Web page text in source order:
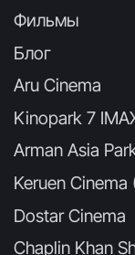
Фильмы
Блог
Aru Cinema
Kinopark 7
Arman Asia
Keruen Cinema
Dostar Cinema
Chaplin Khan